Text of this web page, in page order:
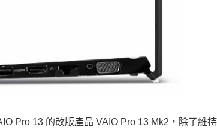
Pro 13 的改版產品 VAIO Pro 13 Mk2，除了維